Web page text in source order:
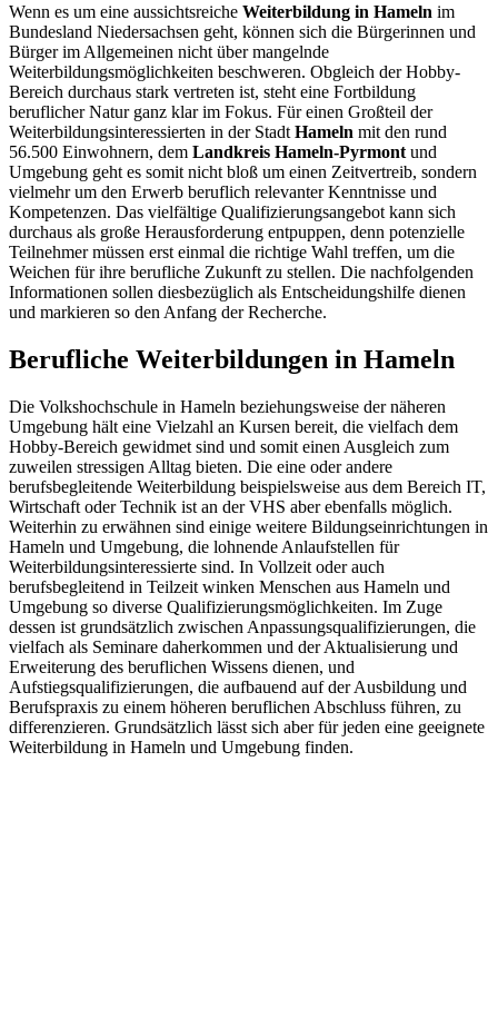
Wenn es um eine aussichtsreiche Weiterbildung in Hameln im
Bundesland Niedersachsen geht, können sich die Bürgerinnen und
Bürger im Allgemeinen nicht über mangelnde
Weiterbildungsmöglichkeiten beschweren. Obgleich der Hobby-
Bereich durchaus stark vertreten ist, steht eine Fortbildung
beruflicher Natur ganz klar im Fokus. Für einen Großteil der
Weiterbildungsinteressierten in der Stadt Hameln mit den rund
56.500 Einwohnern, dem Landkreis Hameln-Pyrmont und
Umgebung geht es somit nicht bloß um einen Zeitvertreib, sondern
vielmehr um den Erwerb beruflich relevanter Kenntnisse und
Kompetenzen. Das vielfältige Qualifizierungsangebot kann sich
durchaus als große Herausforderung entpuppen, denn potenzielle
Teilnehmer müssen erst einmal die richtige Wahl treffen, um die
Weichen für ihre berufliche Zukunft zu stellen. Die nachfolgenden
Informationen sollen diesbezüglich als Entscheidungshilfe dienen
und markieren so den Anfang der Recherche.
Berufliche Weiterbildungen in Hameln
Die Volkshochschule in Hameln beziehungsweise der näheren
Umgebung hält eine Vielzahl an Kursen bereit, die vielfach dem
Hobby-Bereich gewidmet sind und somit einen Ausgleich zum
zuweilen stressigen Alltag bieten. Die eine oder andere
berufsbegleitende Weiterbildung beispielsweise aus dem Bereich IT,
Wirtschaft oder Technik ist an der VHS aber ebenfalls möglich.
Weiterhin zu erwähnen sind einige weitere Bildungseinrichtungen in
Hameln und Umgebung, die lohnende Anlaufstellen für
Weiterbildungsinteressierte sind. In Vollzeit oder auch
berufsbegleitend in Teilzeit winken Menschen aus Hameln und
Umgebung so diverse Qualifizierungsmöglichkeiten. Im Zuge
dessen ist grundsätzlich zwischen Anpassungsqualifizierungen, die
vielfach als Seminare daherkommen und der Aktualisierung und
Erweiterung des beruflichen Wissens dienen, und
Aufstiegsqualifizierungen, die aufbauend auf der Ausbildung und
Berufspraxis zu einem höheren beruflichen Abschluss führen, zu
differenzieren. Grundsätzlich lässt sich aber für jeden eine geeignete
Weiterbildung in Hameln und Umgebung finden.